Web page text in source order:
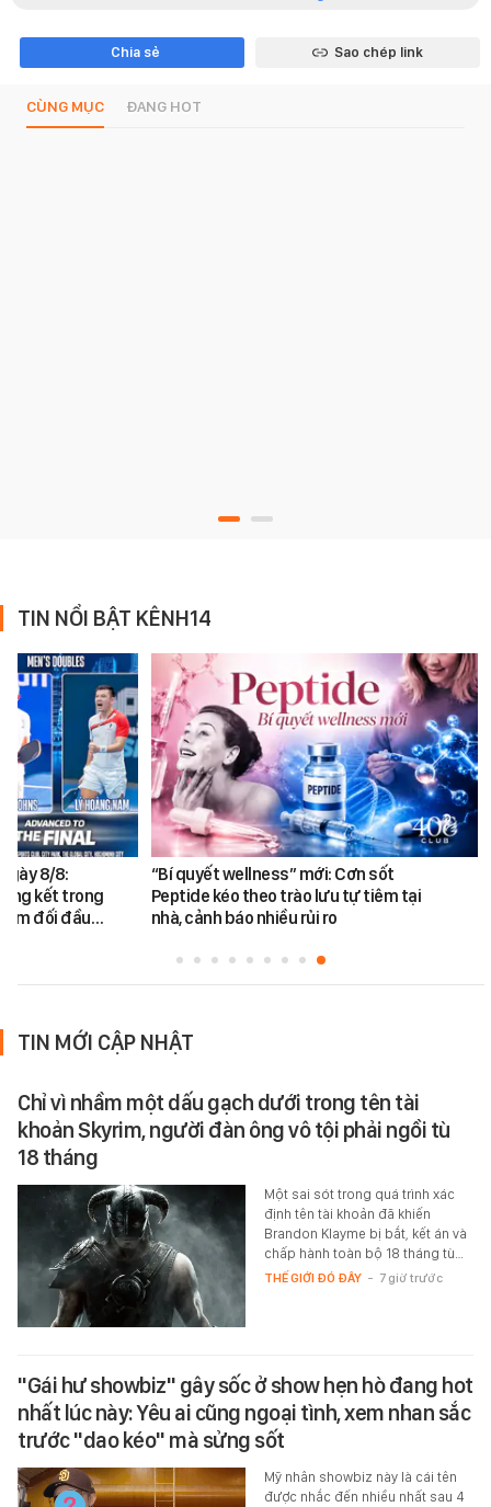
Chia sẻ Sao chép link
CÙNG MỤC ĐANG HOT
TIN NỔI BẬT KÊNH14
8/8:
kết trong
đối đầu…
“Bí quyết wellness” mới: Cơn sốt
Peptide kéo theo trào lưu tự tiêm tại
nhà, cảnh báo nhiều rủi ro
TIN MỚI CẬP NHẬT
Chỉ vì nhầm một dấu gạch dưới trong tên tài
khoản Skyrim, người đàn ông vô tội phải ngồi tù
18 tháng
Một sai sót trong quá trình xác
định tên tài khoản đã khiến
Brandon Klayme bị bắt, kết án và
chấp hành toàn bộ 18 tháng tù…
THẾ GIỚI ĐÓ ĐÂY - 7 giờ trước
"Gái hư showbiz" gây sốc ở show hẹn hò đang hot
nhất lúc này: Yêu ai cũng ngoại tình, xem nhan sắc
trước "dao kéo" mà sửng sốt
Mỹ nhân showbiz này là cái tên
được nhắc đến nhiều nhất sau 4